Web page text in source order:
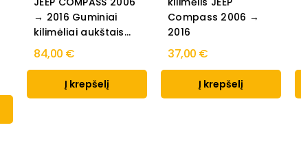
→ 2016 Guminiai
kilimėliai aukštais...
84,00 €
Į krepšelį
Compass 2006 →
2016
37,00 €
Į krepšelį